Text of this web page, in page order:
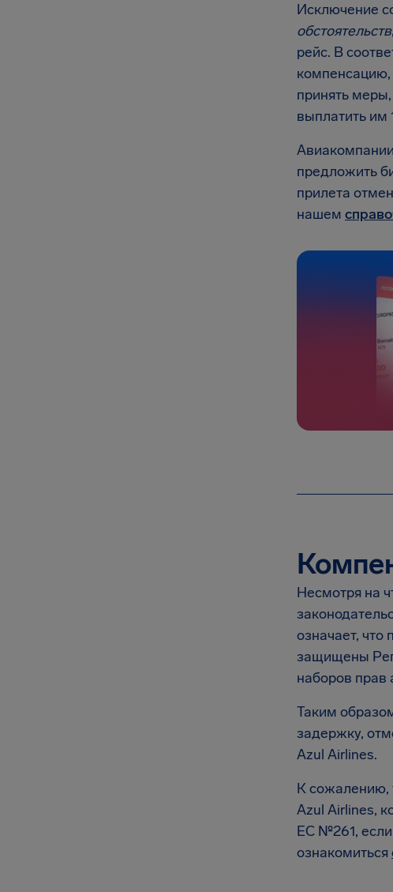
Исключение
обстоятельств
рейс. В
компенсацию,
принять
выплатить им
предложить
прилета
нашем
Несмотря на
означает,
защищены
наборов прав
Таким
задержку,
Azul Airlines.
К сожалению,
Azul Airlines,
ЕС №261, если
ознакомиться